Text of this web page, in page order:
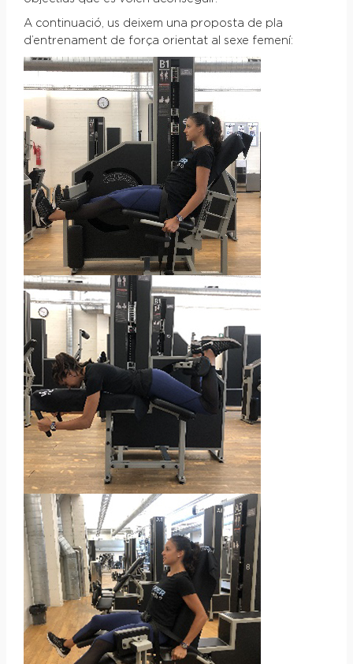
A continuació, us deixem una proposta de pla
d’entrenament de força orientat al sexe femení: